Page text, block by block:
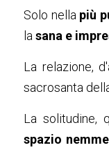
Risorse
Blog
Testimonianze
Foto
Solo nella più
la sana e
La relazione,
sacrosanta
La solitudine,
spazio